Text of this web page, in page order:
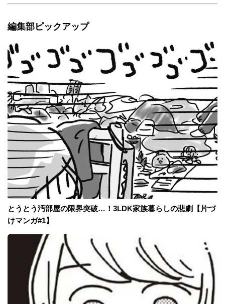
編集部ピックアップ
とうとう汚部屋の限界突破…！3LDK家族暮らしの悲劇【片づ
けマンガ#1】